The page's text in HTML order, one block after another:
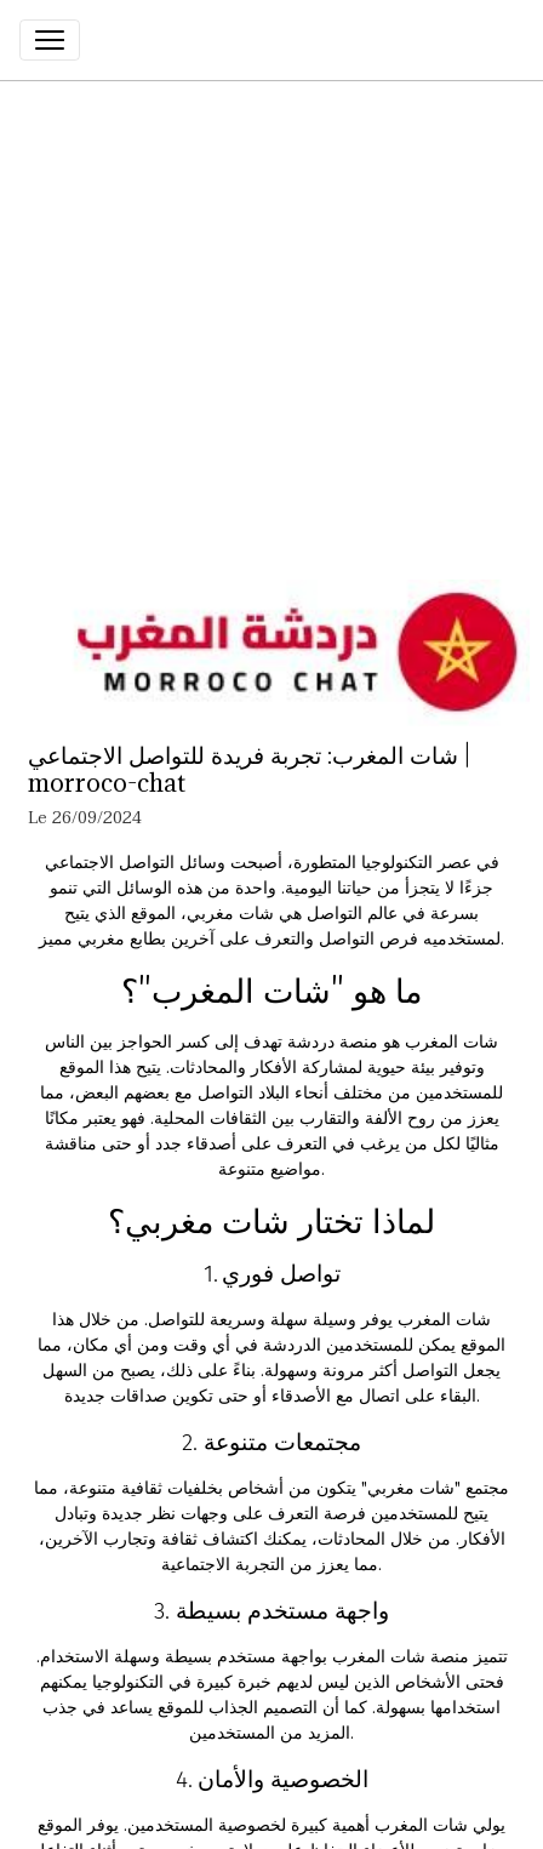
شات المغرب: تجربة فريدة للتواصل الاجتماعي |
morroco-chat
Le 26/09/2024
في عصر التكنولوجيا المتطورة، أصبحت وسائل التواصل الاجتماعي
جزءًا لا يتجزأ من حياتنا اليومية. واحدة من هذه الوسائل التي تنمو
بسرعة في عالم التواصل هي شات مغربي، الموقع الذي يتيح
لمستخدميه فرص التواصل والتعرف على آخرين بطابع مغربي مميز.
ما هو "شات المغرب"؟
شات المغرب هو منصة دردشة تهدف إلى كسر الحواجز بين الناس
وتوفير بيئة حيوية لمشاركة الأفكار والمحادثات. يتيح هذا الموقع
للمستخدمين من مختلف أنحاء البلاد التواصل مع بعضهم البعض، مما
يعزز من روح الألفة والتقارب بين الثقافات المحلية. فهو يعتبر مكانًا
مثاليًا لكل من يرغب في التعرف على أصدقاء جدد أو حتى مناقشة
مواضيع متنوعة.
لماذا تختار شات مغربي؟
1. تواصل فوري
شات المغرب يوفر وسيلة سهلة وسريعة للتواصل. من خلال هذا
الموقع يمكن للمستخدمين الدردشة في أي وقت ومن أي مكان، مما
يجعل التواصل أكثر مرونة وسهولة. بناءً على ذلك، يصبح من السهل
البقاء على اتصال مع الأصدقاء أو حتى تكوين صداقات جديدة.
2. مجتمعات متنوعة
مجتمع "شات مغربي" يتكون من أشخاص بخلفيات ثقافية متنوعة، مما
يتيح للمستخدمين فرصة التعرف على وجهات نظر جديدة وتبادل
الأفكار. من خلال المحادثات، يمكنك اكتشاف ثقافة وتجارب الآخرين،
مما يعزز من التجربة الاجتماعية.
3. واجهة مستخدم بسيطة
تتميز منصة شات المغرب بواجهة مستخدم بسيطة وسهلة الاستخدام.
فحتى الأشخاص الذين ليس لديهم خبرة كبيرة في التكنولوجيا يمكنهم
استخدامها بسهولة. كما أن التصميم الجذاب للموقع يساعد في جذب
المزيد من المستخدمين.
4. الخصوصية والأمان
يولي شات المغرب أهمية كبيرة لخصوصية المستخدمين. يوفر الموقع